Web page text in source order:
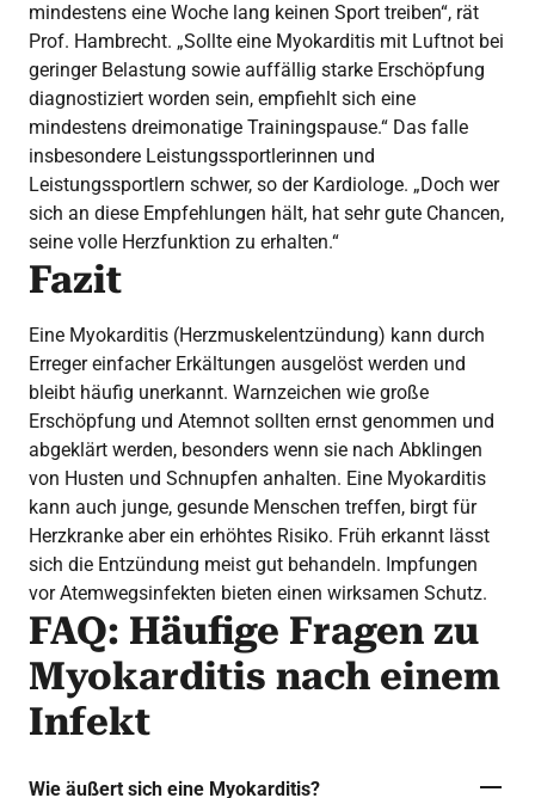
mindestens eine Woche lang keinen Sport treiben“, rät
Prof. Hambrecht. „Sollte eine Myokarditis mit Luftnot bei
geringer Belastung sowie auffällig starke Erschöpfung
diagnostiziert worden sein, empfiehlt sich eine
mindestens dreimonatige Trainingspause.“ Das falle
insbesondere Leistungssportlerinnen und
Leistungssportlern schwer, so der Kardiologe. „Doch wer
sich an diese Empfehlungen hält, hat sehr gute Chancen,
seine volle Herzfunktion zu erhalten.“
Fazit
Eine Myokarditis (Herzmuskelentzündung) kann durch
Erreger einfacher Erkältungen ausgelöst werden und
bleibt häufig unerkannt. Warnzeichen wie große
Erschöpfung und Atemnot sollten ernst genommen und
abgeklärt werden, besonders wenn sie nach Abklingen
von Husten und Schnupfen anhalten. Eine Myokarditis
kann auch junge, gesunde Menschen treffen, birgt für
Herzkranke aber ein erhöhtes Risiko. Früh erkannt lässt
sich die Entzündung meist gut behandeln. Impfungen
vor Atemwegsinfekten bieten einen wirksamen Schutz.
FAQ: Häufige Fragen zu
Myokarditis nach einem
Infekt
Wie äußert sich eine Myokarditis?